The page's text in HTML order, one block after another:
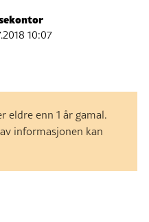
10:07
eldre enn 1 år gamal.
informasjonen kan